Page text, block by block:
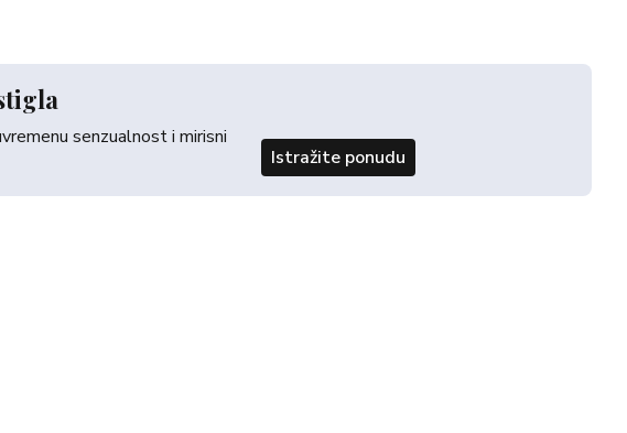
senzualnost i mirisni
Istražite ponudu